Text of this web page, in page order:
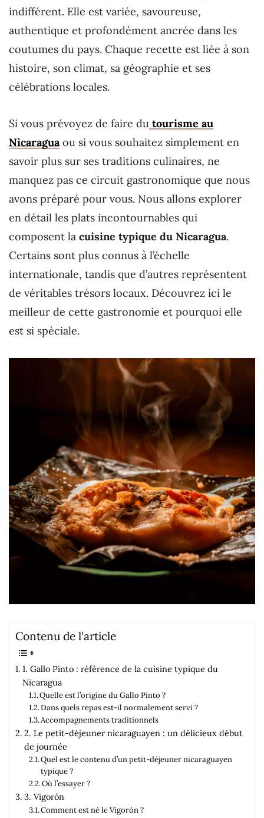
indifférent. Elle est variée, savoureuse,
authentique et profondément ancrée dans les
coutumes du pays. Chaque recette est liée à son
histoire, son climat, sa géographie et ses
célébrations locales.
Si vous prévoyez de faire du tourisme au
Nicaraguaou si vous souhaitez simplement en
savoir plus sur ses traditions culinaires, ne
manquez pas ce circuit gastronomique que nous
avons préparé pour vous. Nous allons explorer
en détail les plats incontournables qui
composent la cuisine typique du Nicaragua.
Certains sont plus connus à l’échelle
internationale, tandis que d’autres représentent
de véritables trésors locaux. Découvrez ici le
meilleur de cette gastronomie et pourquoi elle
est si spéciale.
Contenu de l'article
1. Gallo Pinto : référence de la cuisine typique du
Nicaragua
Quelle est l’origine du Gallo Pinto ?
Dans quels repas est-il normalement servi ?
Accompagnements traditionnels
2. Le petit-déjeuner nicaraguayen : un délicieux début
de journée
Quel est le contenu d’un petit-déjeuner nicaraguayen
typique ?
Où l’essayer ?
3. Vigorón
Comment est né le Vigorón ?